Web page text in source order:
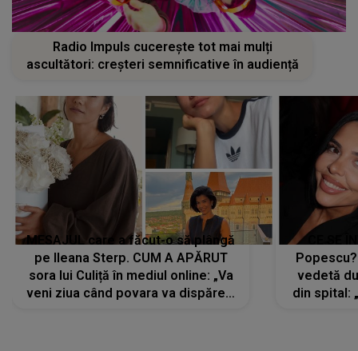
Radio Impuls cucerește tot mai mulți
ascultători: creșteri semnificative în audiență
MESAJUL care a făcut-o să plângă
pe Ileana Sterp. CUM A APĂRUT
sora lui Culiță în mediul online: „Va
veni ziua când povara va dispărea,
vedetă
din spital: